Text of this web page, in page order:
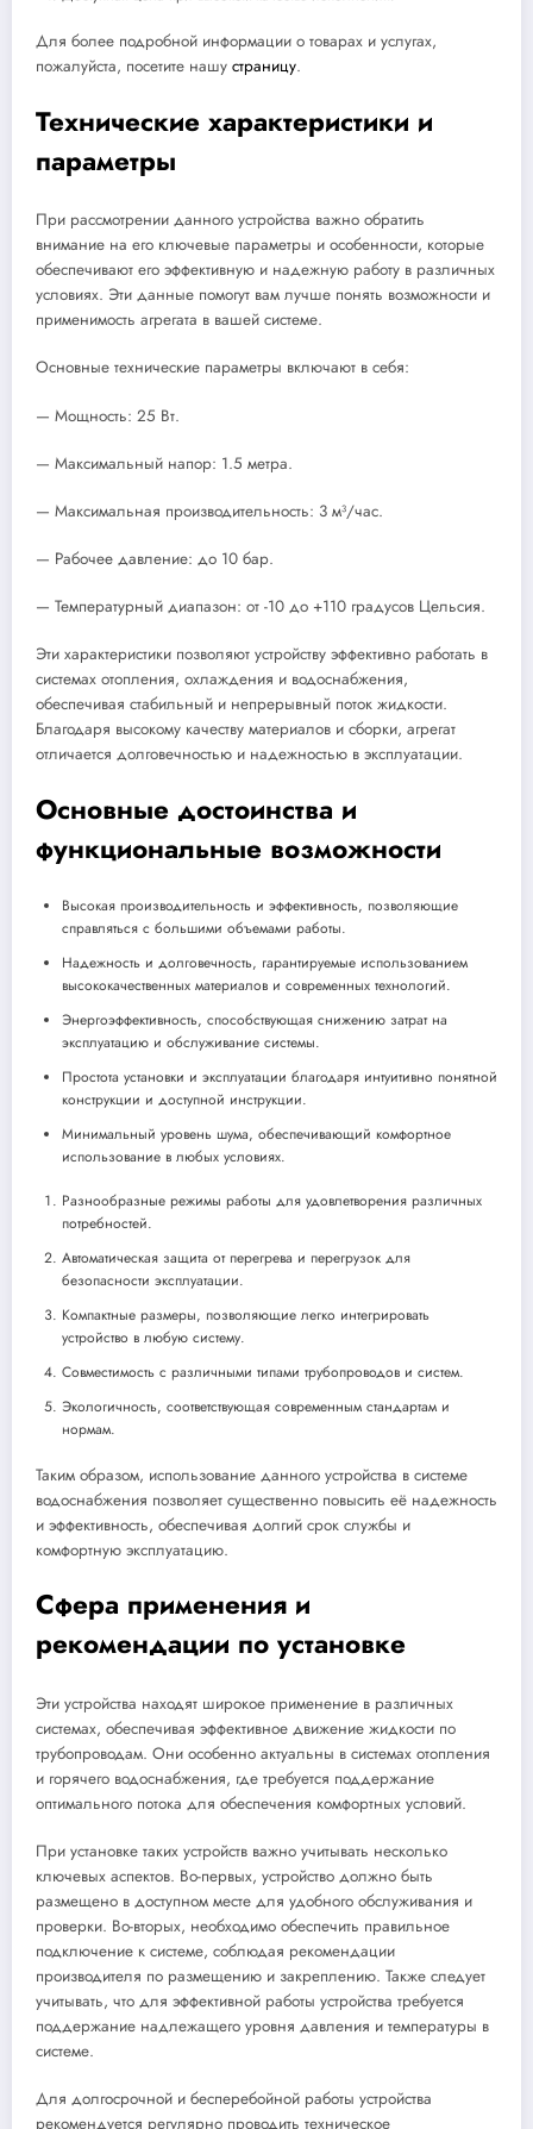
Для более подробной информации о товарах и услугах,
пожалуйста, посетите нашу страницу.
Технические характеристики и
параметры
При рассмотрении данного устройства важно обратить
внимание на его ключевые параметры и особенности, которые
обеспечивают его эффективную и надежную работу в различных
условиях. Эти данные помогут вам лучше понять возможности и
применимость агрегата в вашей системе.
Основные технические параметры включают в себя:
— Мощность: 25 Вт.
— Максимальный напор: 1.5 метра.
— Максимальная производительность: 3 м³/час.
— Рабочее давление: до 10 бар.
— Температурный диапазон: от -10 до +110 градусов Цельсия.
Эти характеристики позволяют устройству эффективно работать в
системах отопления, охлаждения и водоснабжения,
обеспечивая стабильный и непрерывный поток жидкости.
Благодаря высокому качеству материалов и сборки, агрегат
отличается долговечностью и надежностью в эксплуатации.
Основные достоинства и
функциональные возможности
Высокая производительность и эффективность, позволяющие
справляться с большими объемами работы.
Надежность и долговечность, гарантируемые использованием
высококачественных материалов и современных технологий.
Энергоэффективность, способствующая снижению затрат на
эксплуатацию и обслуживание системы.
Простота установки и эксплуатации благодаря интуитивно понятной
конструкции и доступной инструкции.
Минимальный уровень шума, обеспечивающий комфортное
использование в любых условиях.
Разнообразные режимы работы для удовлетворения различных
потребностей.
Автоматическая защита от перегрева и перегрузок для
безопасности эксплуатации.
Компактные размеры, позволяющие легко интегрировать
устройство в любую систему.
Совместимость с различными типами трубопроводов и систем.
Экологичность, соответствующая современным стандартам и
нормам.
Таким образом, использование данного устройства в системе
водоснабжения позволяет существенно повысить её надежность
и эффективность, обеспечивая долгий срок службы и
комфортную эксплуатацию.
Сфера применения и
рекомендации по установке
Эти устройства находят широкое применение в различных
системах, обеспечивая эффективное движение жидкости по
трубопроводам. Они особенно актуальны в системах отопления
и горячего водоснабжения, где требуется поддержание
оптимального потока для обеспечения комфортных условий.
При установке таких устройств важно учитывать несколько
ключевых аспектов. Во-первых, устройство должно быть
размещено в доступном месте для удобного обслуживания и
проверки. Во-вторых, необходимо обеспечить правильное
подключение к системе, соблюдая рекомендации
производителя по размещению и закреплению. Также следует
учитывать, что для эффективной работы устройства требуется
поддержание надлежащего уровня давления и температуры в
системе.
Для долгосрочной и бесперебойной работы устройства
рекомендуется регулярно проводить техническое